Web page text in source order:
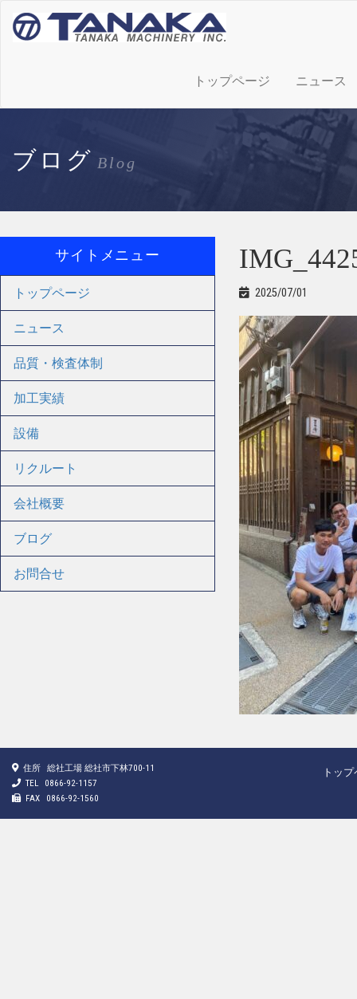
トップページ ニュース
ブログ Blog
2025/07/01
サイトメニュー
トップページ
ニュース
品質・検査体制
加工実績
設備
リクルート
会社概要
ブログ
お問合せ
住所
総社工場 総社市下林700-11
TEL
0866-92-1157
FAX
0866-92-1560
トッ